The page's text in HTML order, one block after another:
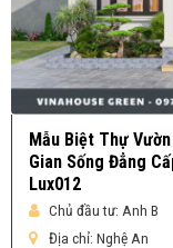
Mẫu Biệt Thự
Gian Sống Đẳng
Lux012
Chủ đầu tư: Anh B
Địa chỉ: Nghệ An